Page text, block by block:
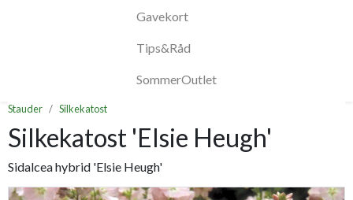
Gavekort
Tips&Råd
SommerOutlet
Stauder Silkekatost
Silkekatost 'Elsie Heugh'
Sidalcea hybrid 'Elsie Heugh'